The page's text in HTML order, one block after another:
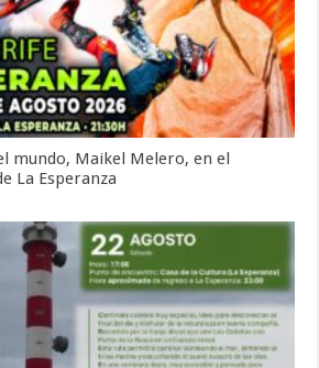
mundo, Maikel Melero, en el
La Esperanza